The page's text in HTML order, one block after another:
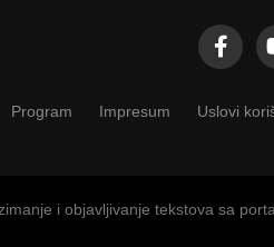
Program Impresum Uslovi
i objavljivanje tekstova sa